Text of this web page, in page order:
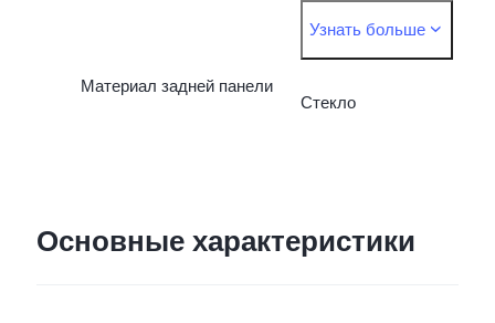
устройством vivo
FlashCharge 11 В/4 А) и
Фактическая мощность
Узнать больше
Материал задней панели
Стекло
Основные характеристики